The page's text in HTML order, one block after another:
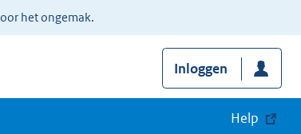
het ongemak.
Inloggen
Help